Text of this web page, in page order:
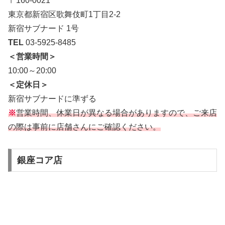
東京都新宿区歌舞伎町1丁目2-2
新宿サブナード 1号
TEL 03-5925-8485
＜営業時間＞
10:00～20:00
＜定休日＞
新宿サブナードに準ずる
※営業時間、休業日が異なる場合がありますので、ご来店
の際は事前に店舗さんにご確認ください。
銀座コア店